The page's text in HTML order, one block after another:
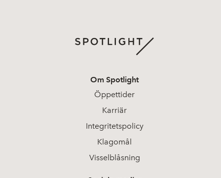
Om Spotlight
Öppettider
Karriär
Integritetspolicy
Klagomål
Visselblåsning